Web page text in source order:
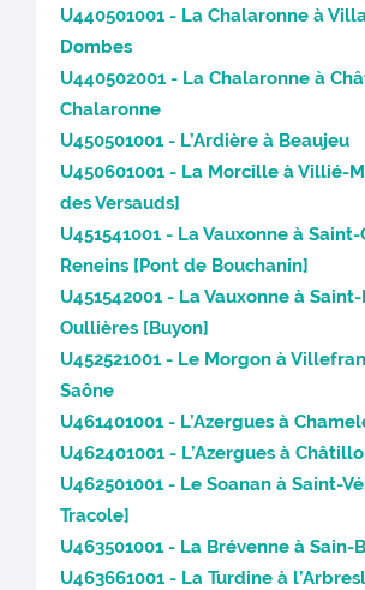
U440501001 - La Chalaronne à
Dombes
U440502001 - La Chalaronne à
Chalaronne
U450501001 - L’Ardière à Beaujeu
U450601001 - La Morcille à Villié-
des Versauds]
U451541001 - La Vauxonne à
Reneins [Pont de Bouchanin]
U451542001 - La Vauxonne à
Oullières [Buyon]
U452521001 - Le Morgon à
Saône
U461401001 - L’Azergues à
U462401001 - L’Azergues à
U462501001 - Le Soanan à Saint-
Tracole]
U463501001 - La Brévenne à Sain-
U463661001 - La Turdine à